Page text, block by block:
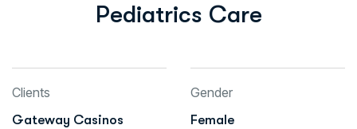
Pediatrics Care
Clients
Gateway Casinos
Gender
Female